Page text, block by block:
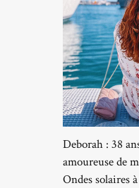
Deborah : 38
amoureuse de
Ondes solaires